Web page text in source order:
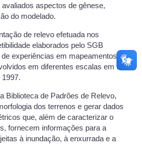
aspectos de gênese,
do modelado.
de relevo efetuada nos
elaborados pelo SGB
experiências em mapeamentos
em diferentes escalas em todo
Biblioteca de Padrões de Relevo,
dos terrenos e gerar dados
que, além de caracterizar o
fornecem informações para a
à inundação, à enxurrada e a